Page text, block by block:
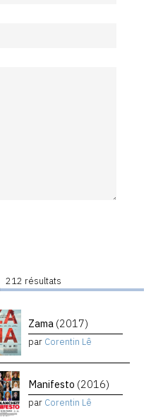
212 résultats
Zama (2017)
par Corentin Lê
Manifesto (2016)
par Corentin Lê